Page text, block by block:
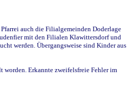
auch die Filialgemeinden Doderlage
mit den Filialen Klawittersdorf und
werden. Übergangsweise sind Kinder aus
Erkannte zweifelsfreie Fehler im